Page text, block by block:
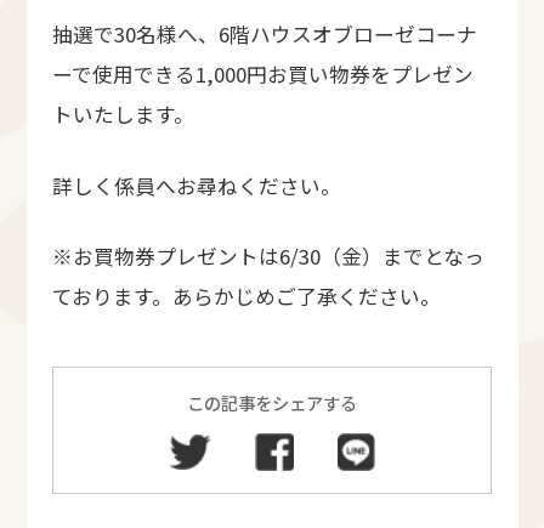
抽選で30名様へ、6階ハウスオブローゼコーナ
ーで使用できる1,000円お買い物券をプレゼン
トいたします。
詳しく係員へお尋ねください。
※お買物券プレゼントは6/30（金）までとなっ
ております。あらかじめご了承ください。
この記事をシェアする